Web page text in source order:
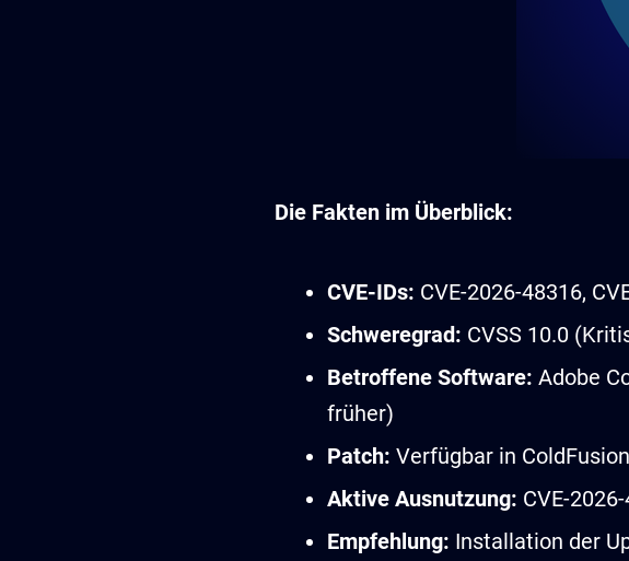
Die Fakten im Überblick:
CVE-IDs: CVE-2026-48316,
Schweregrad: CVSS 10.0
Betroffene Software: Adobe
früher)
Patch: Verfügbar in
Aktive Ausnutzung: CVE-
Empfehlung: Installation der